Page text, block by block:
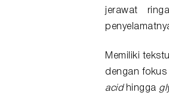
jerawat
Memiliki
dengan
acidhingga